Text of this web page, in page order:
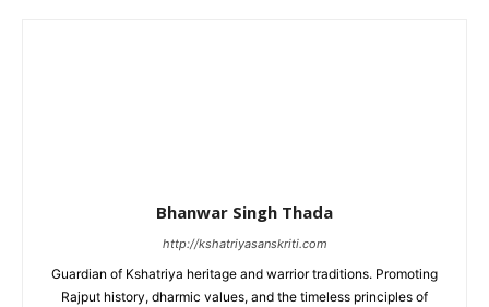
Bhanwar Singh Thada
http://kshatriyasanskriti.com
Guardian of Kshatriya heritage and warrior traditions. Promoting
Rajput history, dharmic values, and the timeless principles of